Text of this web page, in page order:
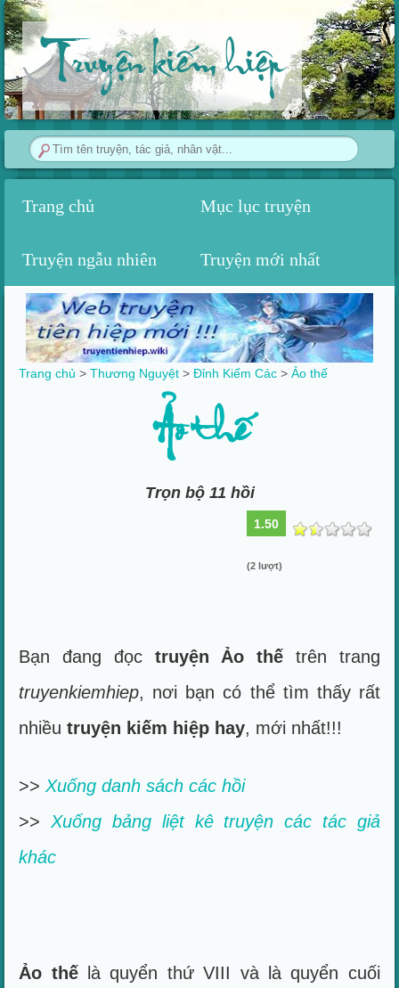
Truyện kiếm hiệp
Trang chủ Mục lục truyện
Truyện ngẫu nhiên Truyện mới nhất
Trang chủ >Thương Nguyệt >Đỉnh Kiếm Các >‎Ảo thế
Ảo thế
Trọn bộ 11 hồi
1.50
(2 lượt)
Bạn đang đọc truyện Ảo thế trên trang
truyenkiemhiep, nơi bạn có thể tìm thấy rất
nhiềutruyện kiếm hiệp hay, mới nhất!!!
>>Xuống danh sách các hồi
>>Xuống bảng liệt kê truyện các tác giả
khác
Ảo thếlà quyển thứ VIII và là quyển cuối